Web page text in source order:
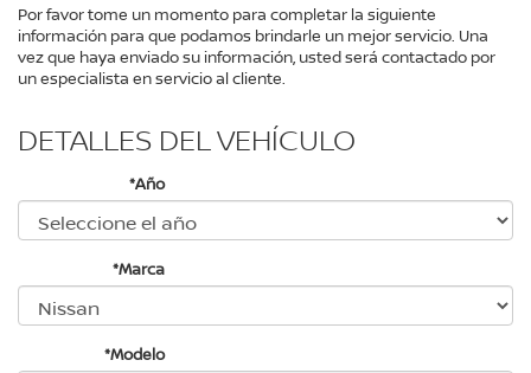
Por favor tome un momento para completar la siguiente
información para que podamos brindarle un mejor servicio. Una
vez que haya enviado su información, usted será contactado por
un especialista en servicio al cliente.
DETALLES DEL VEHÍCULO
*Año
*Marca
*Modelo